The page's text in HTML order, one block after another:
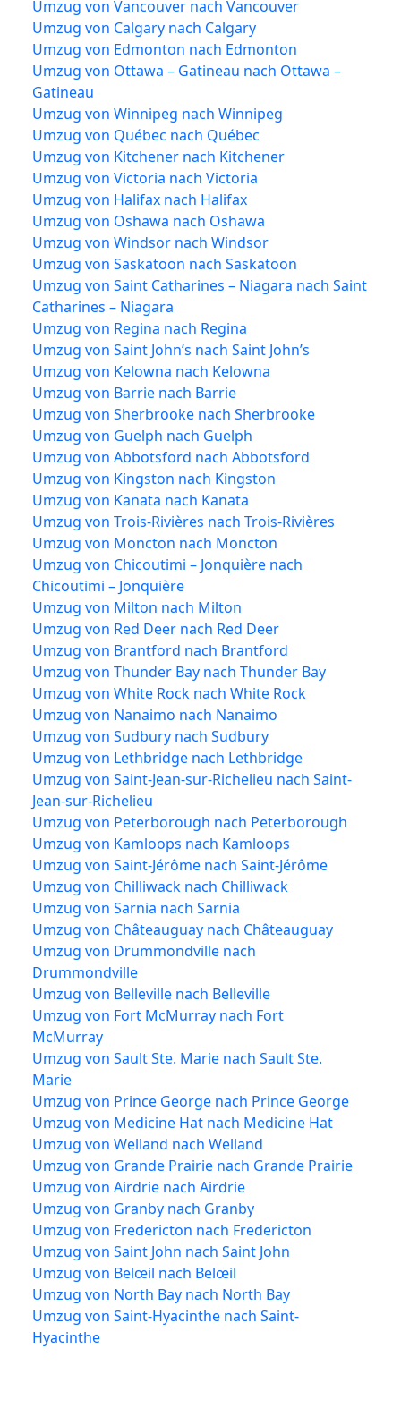
Umzug von Vancouver nach Vancouver
Umzug von Calgary nach Calgary
Umzug von Edmonton nach Edmonton
Umzug von Ottawa – Gatineau nach Ottawa –
Gatineau
Umzug von Winnipeg nach Winnipeg
Umzug von Québec nach Québec
Umzug von Kitchener nach Kitchener
Umzug von Victoria nach Victoria
Umzug von Halifax nach Halifax
Umzug von Oshawa nach Oshawa
Umzug von Windsor nach Windsor
Umzug von Saskatoon nach Saskatoon
Umzug von Saint Catharines – Niagara nach Saint
Catharines – Niagara
Umzug von Regina nach Regina
Umzug von Saint John’s nach Saint John’s
Umzug von Kelowna nach Kelowna
Umzug von Barrie nach Barrie
Umzug von Sherbrooke nach Sherbrooke
Umzug von Guelph nach Guelph
Umzug von Abbotsford nach Abbotsford
Umzug von Kingston nach Kingston
Umzug von Kanata nach Kanata
Umzug von Trois-Rivières nach Trois-Rivières
Umzug von Moncton nach Moncton
Umzug von Chicoutimi – Jonquière nach
Chicoutimi – Jonquière
Umzug von Milton nach Milton
Umzug von Red Deer nach Red Deer
Umzug von Brantford nach Brantford
Umzug von Thunder Bay nach Thunder Bay
Umzug von White Rock nach White Rock
Umzug von Nanaimo nach Nanaimo
Umzug von Sudbury nach Sudbury
Umzug von Lethbridge nach Lethbridge
Umzug von Saint-Jean-sur-Richelieu nach Saint-
Jean-sur-Richelieu
Umzug von Peterborough nach Peterborough
Umzug von Kamloops nach Kamloops
Umzug von Saint-Jérôme nach Saint-Jérôme
Umzug von Chilliwack nach Chilliwack
Umzug von Sarnia nach Sarnia
Umzug von Châteauguay nach Châteauguay
Umzug von Drummondville nach
Drummondville
Umzug von Belleville nach Belleville
Umzug von Fort McMurray nach Fort
McMurray
Umzug von Sault Ste. Marie nach Sault Ste.
Marie
Umzug von Prince George nach Prince George
Umzug von Medicine Hat nach Medicine Hat
Umzug von Welland nach Welland
Umzug von Grande Prairie nach Grande Prairie
Umzug von Airdrie nach Airdrie
Umzug von Granby nach Granby
Umzug von Fredericton nach Fredericton
Umzug von Saint John nach Saint John
Umzug von Belœil nach Belœil
Umzug von North Bay nach North Bay
Umzug von Saint-Hyacinthe nach Saint-
Hyacinthe